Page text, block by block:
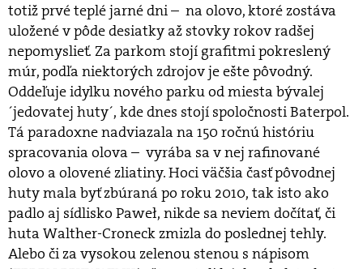
totiž prvé teplé jarné dni – na olovo, ktoré zostáva
uložené v pôde desiatky až stovky rokov radšej
nepomyslieť. Za parkom stojí grafitmi pokreslený
múr, podľa niektorých zdrojov je ešte pôvodný.
Oddeľuje idylku nového parku od miesta bývalej
´jedovatej huty´, kde dnes stojí spoločnosti Baterpol.
Tá paradoxne nadviazala na 150 ročnú históriu
spracovania olova – vyrába sa v nej rafinované
olovo a olovené zliatiny. Hoci väčšia časť pôvodnej
huty mala byť zbúraná po roku 2010, tak isto ako
padlo aj sídlisko Paweł, nikde sa neviem dočítať, či
huta Walther-Croneck zmizla do poslednej tehly.
Alebo či za vysokou zelenou stenou s nápisom